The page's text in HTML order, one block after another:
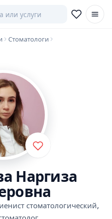
Стоматологи
Наргиза
стоматологический,